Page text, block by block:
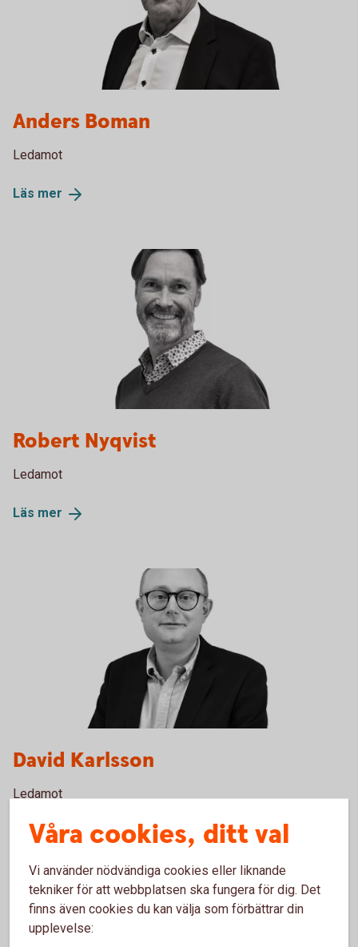
Anders Boman
Ledamot
Läs mer
Robert Nyqvist
Ledamot
Läs mer
David Karlsson
Ledamot
Läsmer
Våra cookies, ditt val
Vi använder nödvändiga cookies eller liknande
tekniker för att webbplatsen ska fungera för dig. Det
finns även cookies du kan välja som förbättrar din
upplevelse: